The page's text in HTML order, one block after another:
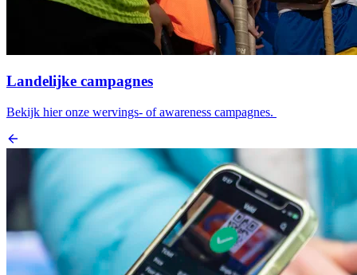
Landelijke campagnes
Bekijk hier onze wervings- of awareness campagnes.